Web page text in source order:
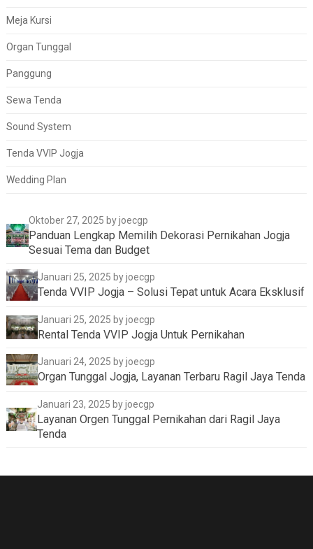
Meja Kursi
Organ Tunggal
Panggung
Sewa Tenda
Sound System
Tenda VVIP Jogja
Wedding Plan
Oktober 27, 2025 by joecgp
Panduan Lengkap Memilih Dekorasi Pernikahan Jogja
Sesuai Tema dan Budget
Januari 25, 2025 by joecgp
Tenda VVIP Jogja – Solusi Tepat untuk Acara Eksklusif
Januari 25, 2025 by joecgp
Rental Tenda VVIP Jogja Untuk Pernikahan
Januari 24, 2025 by joecgp
Organ Tunggal Jogja, Layanan Terbaru Ragil Jaya Tenda
Januari 23, 2025 by joecgp
Layanan Orgen Tunggal Pernikahan dari Ragil Jaya
Tenda